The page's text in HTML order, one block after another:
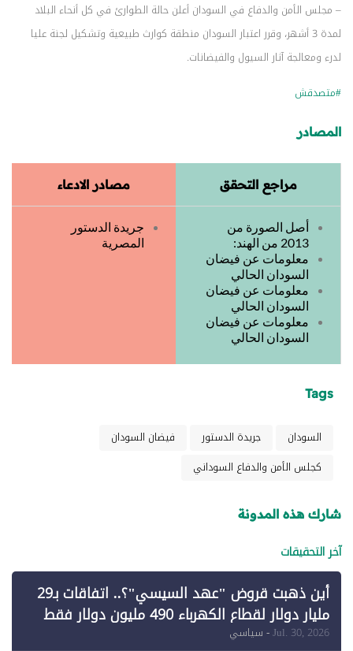
– مجلس الأمن والدفاع في السودان أعلن حالة الطوارئ في كل أنحاء البلاد
لمدة 3 أشهر، وقرر اعتبار السودان منطقة كوارث طبيعية وتشكيل لجنة عليا
لدرء ومعالجة آثار السيول والفيضانات.
#متصدقش
المصادر
مراجع التحقق مصادر الادعاء
أصل الصورة من
2013 من الهند:
معلومات عن فيضان
السودان الحالي
معلومات عن فيضان
السودان الحالي
معلومات عن فيضان
السودان الحالي
جريدة الدستور
المصرية
Tags
السودان جريدة الدستور
فيضان السودان
كجلس الأمن والدفاع السوداني
شارك هذه المدونة
آخر التحقيقات
أين ذهبت قروض "عهد السيسي"؟.. اتفاقات بـ29
مليار دولار لقطاع الكهرباء 490 مليون دولار فقط
لـ"الطاقة المتجددة" (1)
Jul. 30, 2026- سياسي